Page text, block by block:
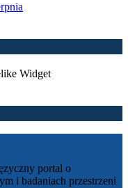
portal o
i badaniach przestrzeni